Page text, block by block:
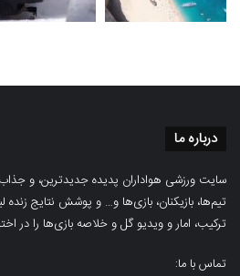
درباره ما
سایت ورزشی هواداران پدیده جدیدترین، و
تیم‌ها، بازیکنان، بازی‌ها و… و پوشش نتایج
ترکیب، امار و ویدیو‌‌ گل‌ و خلاصه بازی‌ها را در
تماس با ما: